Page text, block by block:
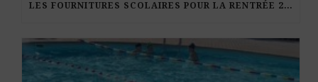
LES FOURNITURES SCOLAIRES POUR LA RENTRÉE 2026-27